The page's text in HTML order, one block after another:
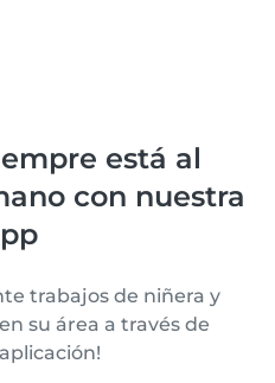
está al
con nuestra
trabajos de niñera y
su área a través de